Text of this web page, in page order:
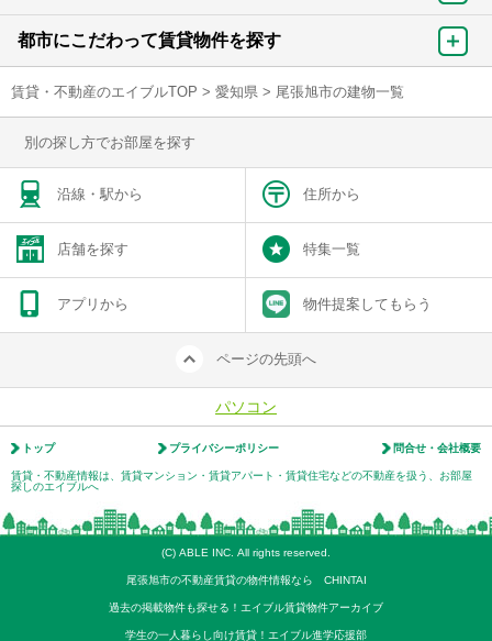
都市にこだわって賃貸物件を探す
賃貸・不動産のエイブルTOP > 愛知県 > 尾張旭市の建物一覧
別の探し方でお部屋を探す
沿線・駅から 住所から
店舗を探す 特集一覧
アプリから 物件提案してもらう
ページの先頭へ
パソコン
トップ プライバシーポリシー 問合せ・会社概要
賃貸・不動産情報は、賃貸マンション・賃貸アパート・賃貸住宅などの不動産を扱う、お部屋
探しのエイブルへ
(C) ABLE INC. All rights reserved.
尾張旭市の不動産賃貸の物件情報なら CHINTAI
過去の掲載物件も探せる！エイブル賃貸物件アーカイブ
学生の一人暮らし向け賃貸！エイブル進学応援部